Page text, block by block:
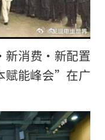
消费·新配置
赋能峰会”在广